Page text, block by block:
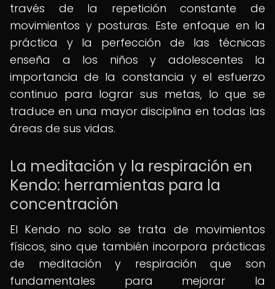
través de la repetición constante de
movimientos y posturas. Este enfoque en la
práctica y la perfección de las técnicas
enseña a los niños y adolescentes la
importancia de la constancia y el esfuerzo
continuo para lograr sus metas, lo que se
traduce en una mayor disciplina en todas las
áreas de sus vidas.
La meditación y la respiración en
Kendo: herramientas para la
concentración
El Kendo no solo se trata de movimientos
físicos, sino que también incorpora prácticas
de meditación y respiración que son
fundamentales para mejorar la